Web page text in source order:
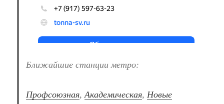
Ближайшие станции метро:
Профсоюзная,Академическая,Новые